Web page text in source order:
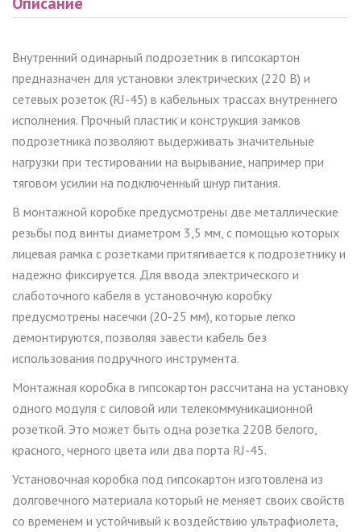
Внутренний одинарный подрозетник в гипсокартон
предназначен для установки электрических (220 В) и
сетевых розеток (RJ-45) в кабельных трассах внутреннего
исполнения. Прочный пластик и конструкция замков
подрозетника позволяют выдерживать значительные
нагрузки при тестировании на вырывание, например при
тяговом усилии на подключенный шнур питания.
В монтажной коробке предусмотрены две металлические
резьбы под винты диаметром 3,5 мм, с помощью которых
лицевая рамка с розетками притягивается к подрозетнику и
надежно фиксируется. Для ввода электрического и
слаботочного кабеля в установочную коробку
предусмотрены насечки (20-25 мм), которые легко
демонтируются, позволяя завести кабель без
использования подручного инструмента.
Монтажная коробка в гипсокартон рассчитана на установку
одного модуля с силовой или телекоммуникационной
розеткой. Это может быть одна розетка 220В белого,
красного, черного цвета или два порта RJ-45.
Установочная коробка под гипсокартон изготовлена из
долговечного материала который не меняет своих свойств
со временем и устойчивый к воздействию ультрафиолета,